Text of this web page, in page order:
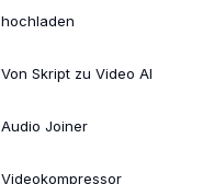
hochladen
Von Skript zu Video AI
Audio Joiner
Videokompressor